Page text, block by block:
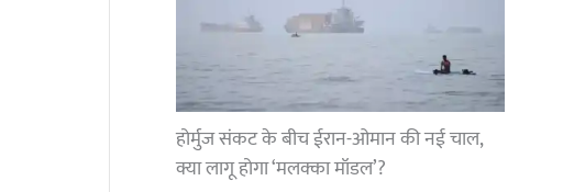
होर्मुज संकट के बीच ईरान-ओमान की नई चाल,
क्या लागू होगा ‘मलक्का मॉडल’?